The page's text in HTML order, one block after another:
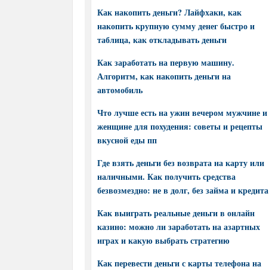
Как накопить деньги? Лайфхаки, как
накопить крупную сумму денег быстро и
таблица, как откладывать деньги
Как заработать на первую машину.
Алгоритм, как накопить деньги на
автомобиль
Что лучше есть на ужин вечером мужчине и
женщине для похудения: советы и рецепты
вкусной еды пп
Где взять деньги без возврата на карту или
наличными. Как получить средства
безвозмездно: не в долг, без займа и кредита
Как выиграть реальные деньги в онлайн
казино: можно ли заработать на азартных
играх и какую выбрать стратегию
Как перевести деньги с карты телефона на